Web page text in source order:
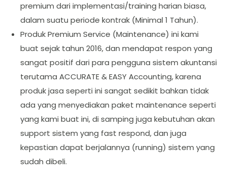
premium dari implementasi/training harian biasa,
dalam suatu periode kontrak (Minimal 1 Tahun).
Produk Premium Service (Maintenance) ini kami
buat sejak tahun 2016, dan mendapat respon yang
sangat positif dari para pengguna sistem akuntansi
terutama ACCURATE & EASY Accounting, karena
produk jasa seperti ini sangat sedikit bahkan tidak
ada yang menyediakan paket maintenance seperti
yang kami buat ini, di samping juga kebutuhan akan
support sistem yang fast respond, dan juga
kepastian dapat berjalannya (running) sistem yang
sudah dibeli.